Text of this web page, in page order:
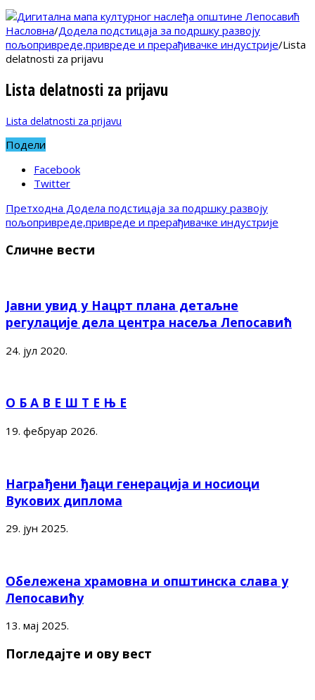
Насловна/Додела подстицаја за подршку развоју
пољопривреде,привреде и прерађивачке индустрије/Lista
delatnosti za prijavu
Lista delatnosti za prijavu
Lista delatnosti za prijavu
Подели
Facebook
Twitter
Претходна Додела подстицаја за подршку развоју
пољопривреде,привреде и прерађивачке индустрије
Сличне вести
Јавни увид у Нацрт плана детаљне
регулације дела центра насеља Лепосавић
24. јул 2020.
О Б А В Е Ш Т Е Њ Е
19. фебруар 2026.
Награђени ђаци генерација и носиоци
Вукових диплома
29. јун 2025.
Обележена храмовна и општинска слава у
Лепосавићу
13. мај 2025.
Погледајте и ову вест